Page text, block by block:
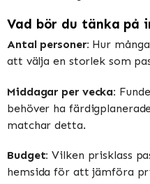
Vad bör du tänka på
Antal personer: Hur
att välja en storlek som
Middagar per vecka:
behöver ha
matchar detta.
Budget: Vilken prisklass
hemsida för att jämföra